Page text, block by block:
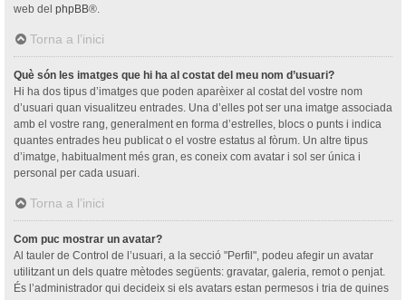
web del phpBB®.
Torna a l’inici
Què són les imatges que hi ha al costat del meu nom d’usuari?
Hi ha dos tipus d’imatges que poden aparèixer al costat del vostre nom
d’usuari quan visualitzeu entrades. Una d’elles pot ser una imatge associada
amb el vostre rang, generalment en forma d’estrelles, blocs o punts i indica
quantes entrades heu publicat o el vostre estatus al fòrum. Un altre tipus
d’imatge, habitualment més gran, es coneix com avatar i sol ser única i
personal per cada usuari.
Torna a l’inici
Com puc mostrar un avatar?
Al tauler de Control de l’usuari, a la secció "Perfil", podeu afegir un avatar
utilitzant un dels quatre mètodes següents: gravatar, galeria, remot o penjat.
És l’administrador qui decideix si els avatars estan permesos i tria de quines